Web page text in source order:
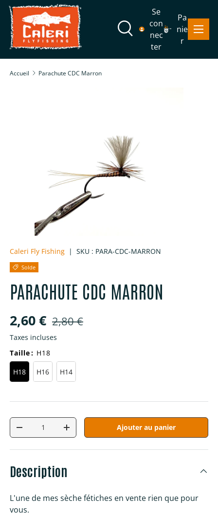
Aller au contenu
Recherche
Recherche
Se
con
nec
ter
Pa
nie
r
Menu
Accueil Parachute CDC Marron
Caleri Fly Fishing | SKU : PARA-CDC-MARRON
Solde
PARACHUTE CDC MARRON
Prix soldé
2,60 € Prix habituel
2,80 €
Taxes incluses
Taille: H18
H18 H16 H14
Qté
Diminuer la quantitéAugmenter la quantitéAjouter au panier
Description
L'une de mes sèche fétiches en vente rien que pour
vous.